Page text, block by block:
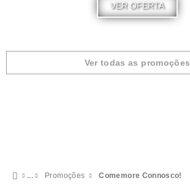
VER OFERTA
Ver todas as promoções
Promoções Comemore Connosco!